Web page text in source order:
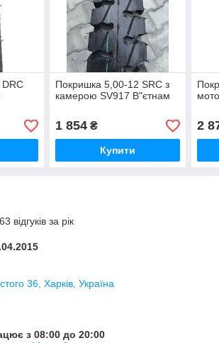
Покришка 5,00-12 SRC з
камерою SV917 В"єтнам
1 854₴
Купити
2
відгуків за рік
36, Харків, Україна
з 08:00 до 20:00